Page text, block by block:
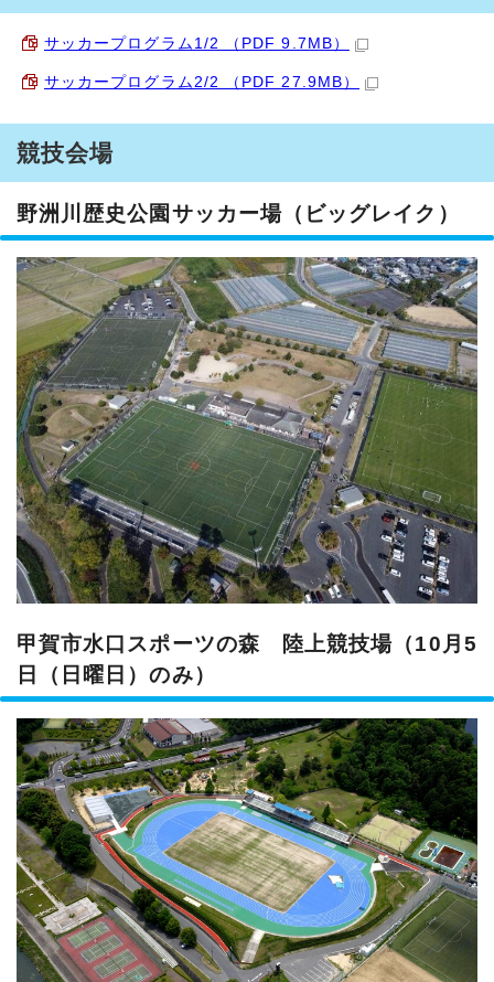
サッカープログラム1/2 （PDF 9.7MB）
サッカープログラム2/2 （PDF 27.9MB）
競技会場
野洲川歴史公園サッカー場（ビッグレイク）
甲賀市水口スポーツの森 陸上競技場（10月5
日（日曜日）のみ）